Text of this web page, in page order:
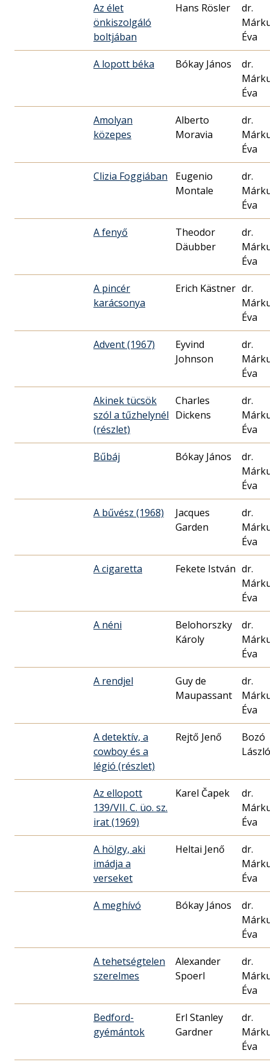
Az élet
önkiszolgáló
boltjában
Hans Rösler
dr.
Éva
A lopott béka Bókay János
dr.
Éva
Amolyan
közepes
Alberto
Moravia
dr.
Éva
Clizia Foggiában
Eugenio
Montale
dr.
Éva
A fenyő
Theodor
Däubber
dr.
Éva
A pincér
karácsonya
Erich Kästner dr.
Éva
Advent (1967)
Eyvind
Johnson
dr.
Éva
Akinek tücsök
szól a tűzhelynél
(részlet)
Charles
Dickens
dr.
Éva
Bűbáj Bókay János
dr.
Éva
A bűvész (1968)
Jacques
Garden
dr.
Éva
A cigaretta Fekete István dr.
Éva
A néni
Belohorszky
Károly
dr.
Éva
A rendjel
Guy de
Maupassant
dr.
Éva
A detektív, a
cowboy és a
légió (részlet)
Rejtő Jenő
Bozó
László
Az ellopott
139/VII. C. üo. sz.
irat (1969)
Karel Čapek
dr.
Éva
A hölgy, aki
imádja a
verseket
Heltai Jenő
dr.
Éva
A meghívó Bókay János
dr.
Éva
A tehetségtelen
szerelmes
Alexander
Spoerl
dr.
Éva
Bedford-
gyémántok
Erl Stanley
Gardner
dr.
Éva